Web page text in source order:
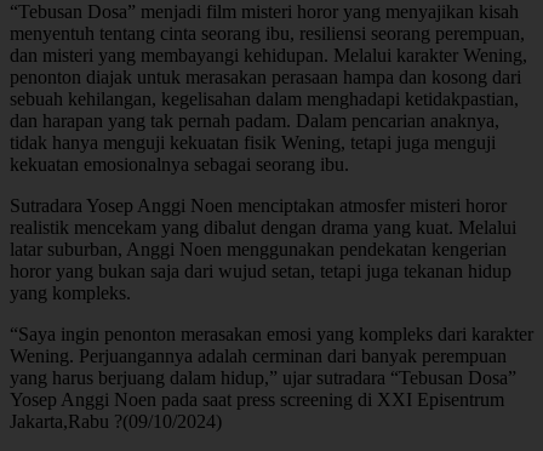
“Tebusan Dosa” menjadi film misteri horor yang menyajikan kisah
menyentuh tentang cinta seorang ibu, resiliensi seorang perempuan,
dan misteri yang membayangi kehidupan. Melalui karakter Wening,
penonton diajak untuk merasakan perasaan hampa dan kosong dari
sebuah kehilangan, kegelisahan dalam menghadapi ketidakpastian,
dan harapan yang tak pernah padam. Dalam pencarian anaknya,
tidak hanya menguji kekuatan fisik Wening, tetapi juga menguji
kekuatan emosionalnya sebagai seorang ibu.
Sutradara Yosep Anggi Noen menciptakan atmosfer misteri horor
realistik mencekam yang dibalut dengan drama yang kuat. Melalui
latar suburban, Anggi Noen menggunakan pendekatan kengerian
horor yang bukan saja dari wujud setan, tetapi juga tekanan hidup
yang kompleks.
“Saya ingin penonton merasakan emosi yang kompleks dari karakter
Wening. Perjuangannya adalah cerminan dari banyak perempuan
yang harus berjuang dalam hidup,” ujar sutradara “Tebusan Dosa”
Yosep Anggi Noen pada saat press screening di XXI Episentrum
Jakarta,Rabu ?(09/10/2024)